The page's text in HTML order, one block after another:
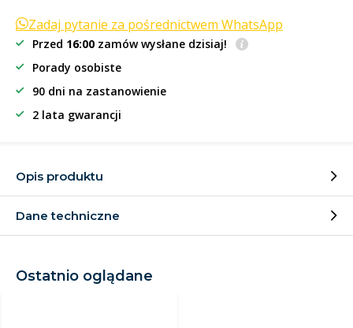
Zadaj pytanie za pośrednictwem WhatsApp
Przed 16:00 zamów wysłane dzisiaj!
Porady osobiste
90 dni na zastanowienie
2 lata gwarancji
Opis produktu
Dane techniczne
Ostatnio oglądane